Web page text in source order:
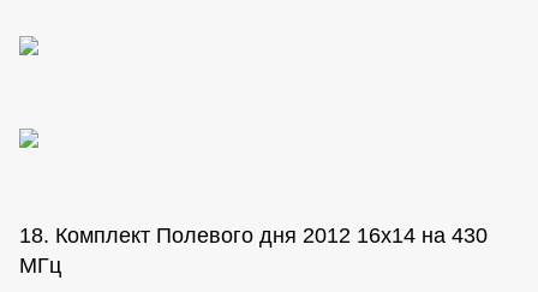
18. Комплект Полевого дня 2012 16х14 на 430
МГц